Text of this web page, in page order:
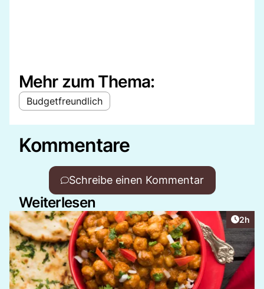
Mehr zum Thema:
Budgetfreundlich
Kommentare
Schreibe einen Kommentar
Weiterlesen
2h